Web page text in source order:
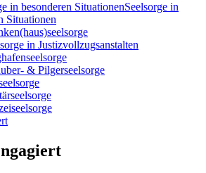
Seelsorge in
Situationen
in Justizvollzugsanstalten
& Pilgerseelsorge